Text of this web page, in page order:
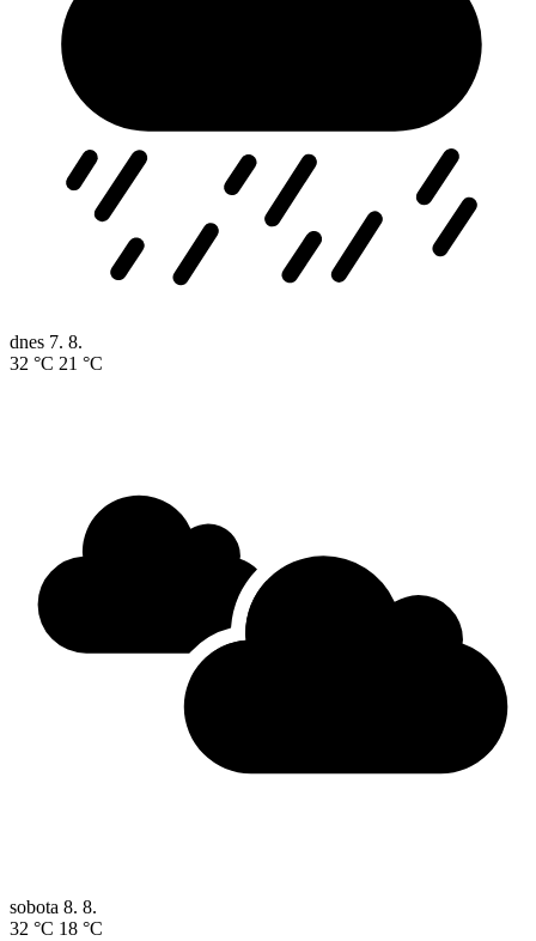
dnes 7. 8.
32 °C 21 °C
sobota 8. 8.
32 °C 18 °C